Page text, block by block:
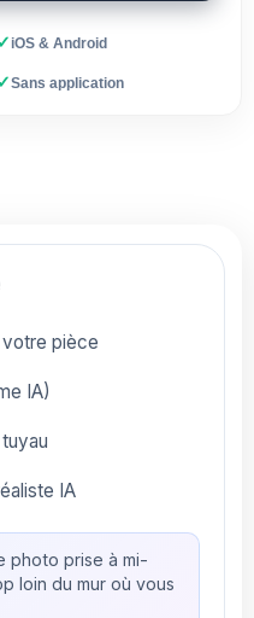
✓iOS & Android
✓Sans application
pièce
IA)
IA
photo prise à mi-
loin du mur où vous